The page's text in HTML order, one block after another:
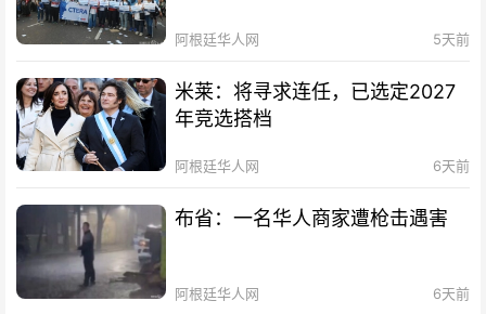
阿根廷华人网 5天前
米莱：将寻求连任，已选定2027
年竞选搭档
阿根廷华人网 6天前
布省：一名华人商家遭枪击遇害
阿根廷华人网 6天前